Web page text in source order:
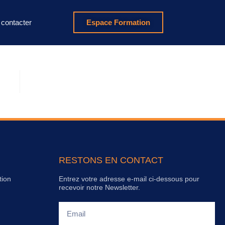
Espace Formation
RESTONS EN CONTACT
Entrez votre adresse e-mail ci-dessous pour
recevoir notre Newsletter.